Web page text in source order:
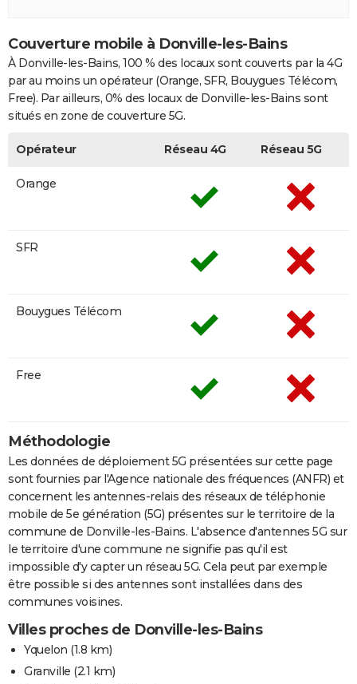
Couverture mobile à Donville-les-Bains
À Donville-les-Bains, 100 % des locaux sont couverts par la 4G
par au moins un opérateur (Orange, SFR, Bouygues Télécom,
Free). Par ailleurs, 0% des locaux de Donville-les-Bains sont
situés en zone de couverture 5G.
Opérateur Réseau 4G Réseau 5G
Orange
SFR
Bouygues Télécom
Free
Méthodologie
Les données de déploiement 5G présentées sur cette page
sont fournies par l'Agence nationale des fréquences (ANFR) et
concernent les antennes-relais des réseaux de téléphonie
mobile de 5e génération (5G) présentes sur le territoire de la
commune de Donville-les-Bains. L'absence d'antennes 5G sur
le territoire d'une commune ne signifie pas qu'il est
impossible d'y capter un réseau 5G. Cela peut par exemple
être possible si des antennes sont installées dans des
communes voisines.
Villes proches de Donville-les-Bains
Yquelon (1.8 km)
Granville (2.1 km)